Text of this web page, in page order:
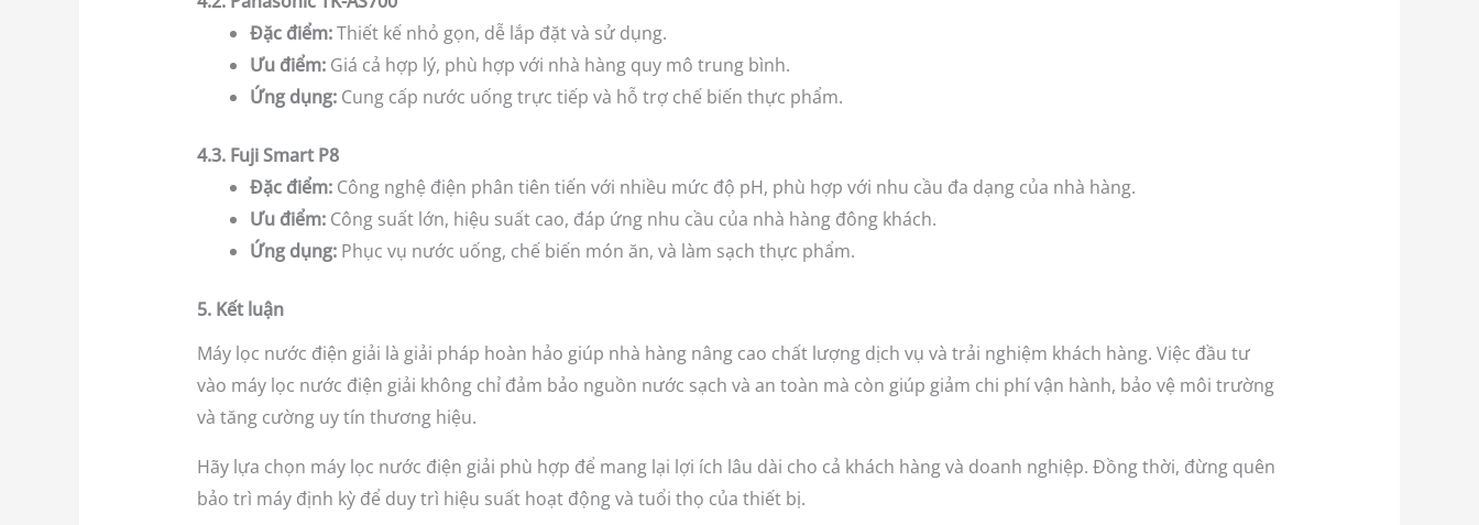
Đặc điểm:Thiết kế nhỏ gọn, dễ lắp đặt và sử dụng.
Ưu điểm:Giá cả hợp lý, phù hợp với nhà hàng quy mô trung bình.
Ứng dụng:Cung cấp nước uống trực tiếp và hỗ trợ chế biến thực phẩm.
4.3. Fuji Smart P8
Đặc điểm:Công nghệ điện phân tiên tiến với nhiều mức độ pH, phù hợp với nhu cầu đa dạng của nhà hàng.
Ưu điểm:Công suất lớn, hiệu suất cao, đáp ứng nhu cầu của nhà hàng đông khách.
Ứng dụng:Phục vụ nước uống, chế biến món ăn, và làm sạch thực phẩm.
5. Kết luận
Máy lọc nước điện giải là giải pháp hoàn hảo giúp nhà hàng nâng cao chất lượng dịch vụ và trải nghiệm khách hàng. Việc đầu tư
vào máy lọc nước điện giải không chỉ đảm bảo nguồn nước sạch và an toàn mà còn giúp giảm chi phí vận hành, bảo vệ môi trường
và tăng cường uy tín thương hiệu.
Hãy lựa chọn máy lọc nước điện giải phù hợp để mang lại lợi ích lâu dài cho cả khách hàng và doanh nghiệp. Đồng thời, đừng quên
bảo trì máy định kỳ để duy trì hiệu suất hoạt động và tuổi thọ của thiết bị.